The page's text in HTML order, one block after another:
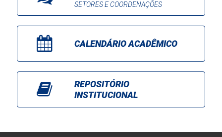
SETORES E COORDENAÇÕES
CALENDÁRIO ACADÊMICO
REPOSITÓRIO
INSTITUCIONAL